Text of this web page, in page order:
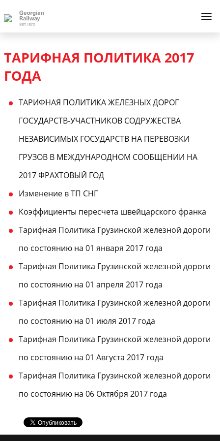
ТАРИФНАЯ ПОЛИТИКА 2017
ГОДА
ТАРИФНАЯ ПОЛИТИКА ЖЕЛЕЗНЫХ ДОРОГ
ГОСУДАРСТВ-УЧАСТНИКОВ СОДРУЖЕСТВА
НЕЗАВИСИМЫХ ГОСУДАРСТВ НА ПЕРЕВОЗКИ
ГРУЗОВ В МЕЖДУНАРОДНОМ СООБЩЕНИИ НА
2017 ФРАХТОВЫЙ ГОД
Изменение в ТП СНГ
Коэффициенты пересчета швейцарского франка
Тарифная Политика Грузинской железной дороги
по состоянию на 01 января 2017 года
Тарифная Политика Грузинской железной дороги
по состоянию на 01 апреля 2017 года
Тарифная Политика Грузинской железной дороги
по состоянию на 01 июля 2017 года
Тарифная Политика Грузинской железной дороги
по состоянию на 01 Августа 2017 года
Тарифная Политика Грузинской железной дороги
по состоянию на 06 Октября 2017 года